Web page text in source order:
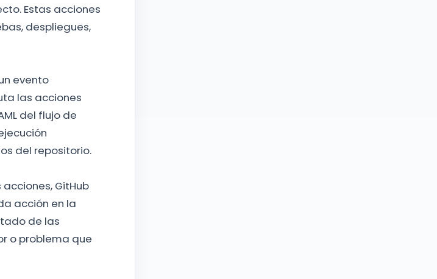
Estas acciones
despliegues,
evento
las acciones
del flujo de
del repositorio.
GitHub
acción en la
de las
o problema que